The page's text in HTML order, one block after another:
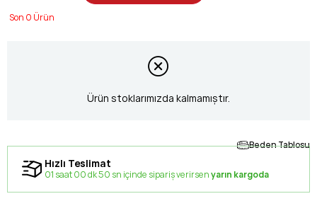
0
Ürün stoklarımızda kalmamıştır.
Beden Tablosu
Hızlı Teslimat
01 saat 00 dk 49 sn içinde sipariş verirsenyarın kargoda